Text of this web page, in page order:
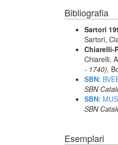
Bibliografia
Sartori
Sartori,
Chiarelli-
Chiarelli,
- 1740),
SBN:
SBN
SBN:
SBN
Esemplari